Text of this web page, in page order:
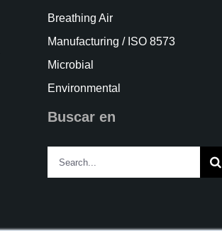
Breathing Air
Manufacturing / ISO 8573
Microbial
Environmental
Buscar en
Search
for: